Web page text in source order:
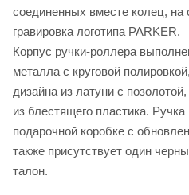
соединенных вместе колец,
гравировка логотипа PARKER.
Корпус ручки-роллера
металла с круговой
дизайна из латуни с
из блестящего пластика.
подарочной коробке с
также присутствует один
талон.